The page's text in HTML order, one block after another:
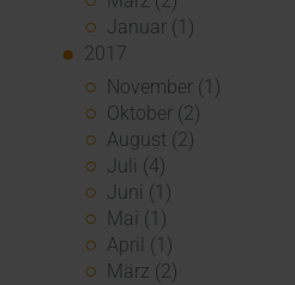
Januar (1)
2017
November (1)
Oktober (2)
August (2)
Juli (4)
Juni (1)
Mai (1)
April (1)
März (2)